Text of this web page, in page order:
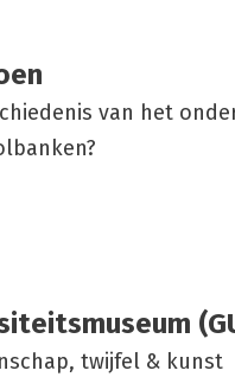
van het
twijfel & kunst